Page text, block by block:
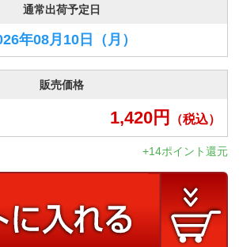
通常出荷予定日
年08月10日 （月）
販売価格
1,420円 （税込）
+14ポイント還元